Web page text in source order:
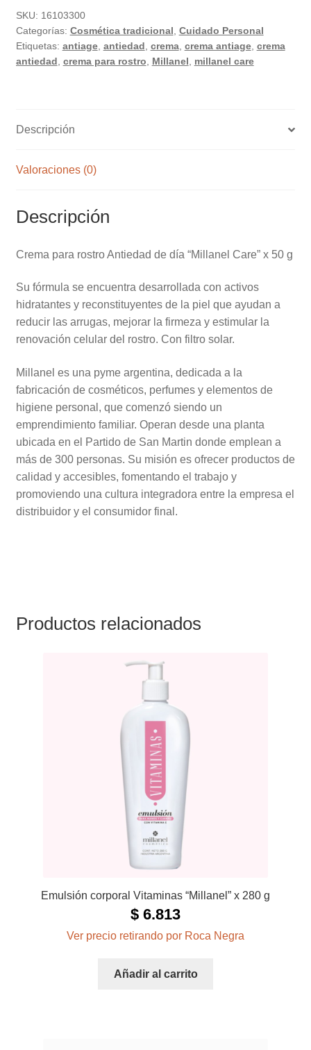
SKU: 16103300
Categorías: Cosmética tradicional, Cuidado Personal
Etiquetas: antiage, antiedad, crema, crema antiage, crema
antiedad, crema para rostro, Millanel, millanel care
Descripción
Valoraciones (0)
Descripción
Crema para rostro Antiedad de día “Millanel Care” x 50 g
Su fórmula se encuentra desarrollada con activos
hidratantes y reconstituyentes de la piel que ayudan a
reducir las arrugas, mejorar la firmeza y estimular la
renovación celular del rostro. Con filtro solar.
Millanel es una pyme argentina, dedicada a la
fabricación de cosméticos, perfumes y elementos de
higiene personal, que comenzó siendo un
emprendimiento familiar. Operan desde una planta
ubicada en el Partido de San Martin donde emplean a
más de 300 personas. Su misión es ofrecer productos de
calidad y accesibles, fomentando el trabajo y
promoviendo una cultura integradora entre la empresa el
distribuidor y el consumidor final.
Productos relacionados
Emulsión corporal Vitaminas “Millanel” x 280 g
$ 6.813
Ver precio retirando por Roca Negra
Añadir al carrito